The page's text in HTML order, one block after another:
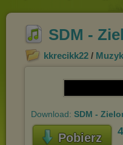
SDM -
kkrecikk22 /
Download: SDM -
Pobierz